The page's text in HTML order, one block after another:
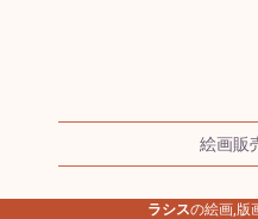
絵画販
ラシスの絵画,版